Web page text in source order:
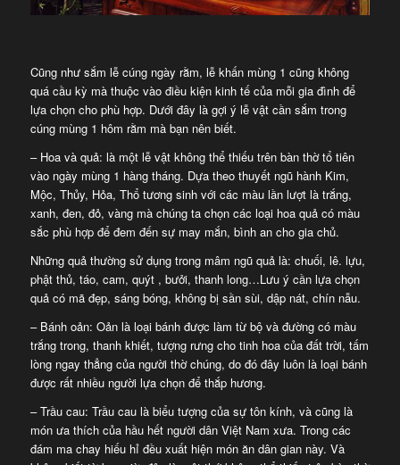
Cũng như sắm lễ cúng ngày rằm, lễ khấn mùng 1 cũng không
quá cầu kỳ mà thuộc vào điều kiện kinh tế của mỗi gia đình để
lựa chọn cho phù hợp. Dưới đây là gợi ý lễ vật cần sắm trong
cúng mùng 1 hôm rằm mà bạn nên biết.
– Hoa và quả: là một lễ vật không thể thiếu trên bàn thờ tổ tiên
vào ngày mùng 1 hàng tháng. Dựa theo thuyết ngũ hành Kim,
Mộc, Thủy, Hỏa, Thổ tương sinh với các màu lần lượt là trắng,
xanh, đen, đỏ, vàng mà chúng ta chọn các loại hoa quả có màu
sắc phù hợp để đem đến sự may mắn, bình an cho gia chủ.
Những quả thường sử dụng trong mâm ngũ quả là: chuối, lê. lựu,
phật thủ, táo, cam, quýt , bưởi, thanh long…Lưu ý cần lựa chọn
quả có mã đẹp, sáng bóng, không bị sần sùi, dập nát, chín nẫu.
– Bánh oản: Oản là loại bánh được làm từ bộ và đường có màu
trắng trong, thanh khiết, tượng rưng cho tinh hoa của đất trời, tấm
lòng ngay thẳng của người thờ chúng, do đó đây luôn là loại bánh
được rất nhiều người lựa chọn để thắp hương.
– Trầu cau: Trầu cau là biểu tượng của sự tôn kính, và cũng là
món ưa thích của hầu hết người dân Việt Nam xưa. Trong các
đám ma chay hiếu hỉ đều xuất hiện món ăn dân gian này. Và